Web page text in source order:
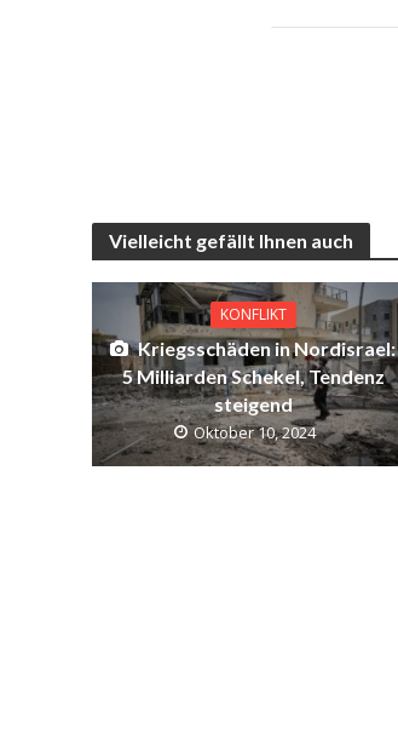
Vielleicht gefällt Ihnen auch
KONFLIKT
Kriegsschäden in Nordisrael:
5 Milliarden Schekel, Tendenz
steigend
Oktober 10, 2024